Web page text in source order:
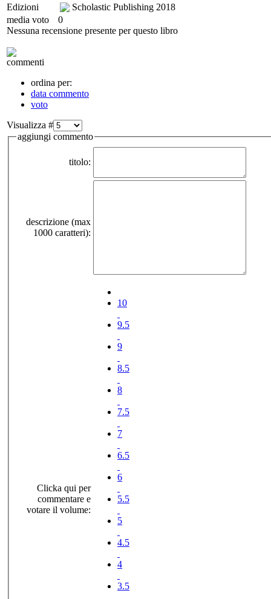
Edizioni
Scholastic Publishing 2018
media voto
0
Nessuna recensione presente per questo libro
commenti
ordina per:
data commento
voto
Visualizza #
aggiungi commento
titolo:
descrizione (max
1000 caratteri):
Clicka qui per
commentare e
votare il volume:
10
9.5
9
8.5
8
7.5
7
6.5
6
5.5
5
4.5
4
3.5